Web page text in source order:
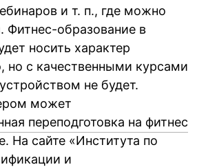
и т. п., где можно
Фитнес-образование в
носить характер
но с качественными курсами
не будет.
может
переподготовка на фитнес
На сайте «Института по
и